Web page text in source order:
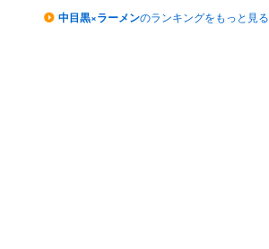
中目黒×ラーメンのランキングをもっと見る